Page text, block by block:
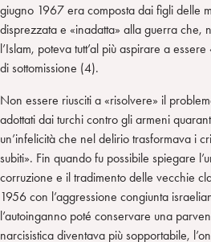
giugno 1967 era composta dai figli delle
disprezzata e «inadatta» alla guerra che,
l’Islam, poteva tutt’al più aspirare a
di sottomissione (4).
Non essere riusciti a «risolvere» il
adottati dai turchi contro gli armeni
un’infelicità che nel delirio trasformava i
subiti». Fin quando fu possibile spiegare
corruzione e il tradimento delle vecchie
1956 con l’aggressione congiunta
l’autoinganno poté conservare una
narcisistica diventava più sopportabile,